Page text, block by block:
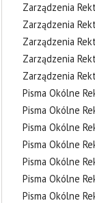
Zarządzenia
Zarządzenia
Zarządzenia
Zarządzenia
Zarządzenia
Pisma Okólne
Pisma Okólne
Pisma Okólne
Pisma Okólne
Pisma Okólne
Pisma Okólne
Pisma Okólne